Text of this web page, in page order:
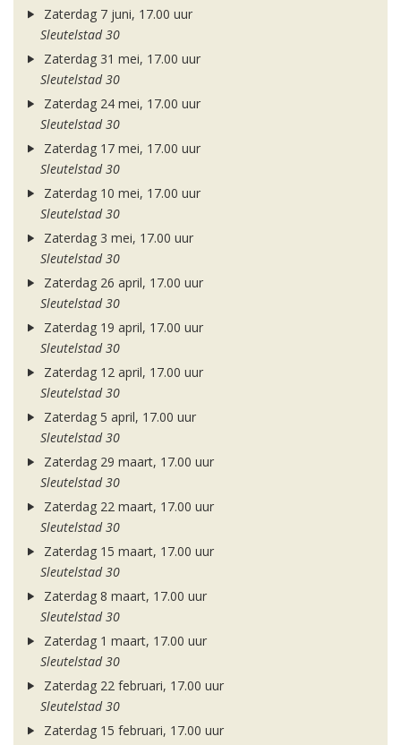
Zaterdag 7 juni, 17.00 uur
Sleutelstad 30
Zaterdag 31 mei, 17.00 uur
Sleutelstad 30
Zaterdag 24 mei, 17.00 uur
Sleutelstad 30
Zaterdag 17 mei, 17.00 uur
Sleutelstad 30
Zaterdag 10 mei, 17.00 uur
Sleutelstad 30
Zaterdag 3 mei, 17.00 uur
Sleutelstad 30
Zaterdag 26 april, 17.00 uur
Sleutelstad 30
Zaterdag 19 april, 17.00 uur
Sleutelstad 30
Zaterdag 12 april, 17.00 uur
Sleutelstad 30
Zaterdag 5 april, 17.00 uur
Sleutelstad 30
Zaterdag 29 maart, 17.00 uur
Sleutelstad 30
Zaterdag 22 maart, 17.00 uur
Sleutelstad 30
Zaterdag 15 maart, 17.00 uur
Sleutelstad 30
Zaterdag 8 maart, 17.00 uur
Sleutelstad 30
Zaterdag 1 maart, 17.00 uur
Sleutelstad 30
Zaterdag 22 februari, 17.00 uur
Sleutelstad 30
Zaterdag 15 februari, 17.00 uur